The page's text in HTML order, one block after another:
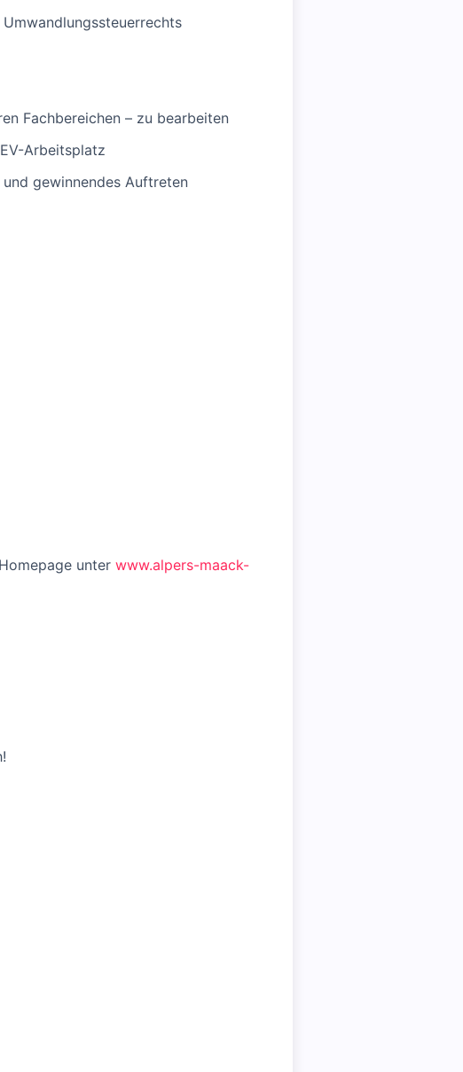
Fachbereichen – zu bearbeiten
Arbeitsplatz
gewinnendes Auftreten
unter www.alpers-maack-